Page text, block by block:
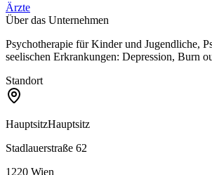
Ärzte
Über das Unternehmen
Psychotherapie für Kinder und Jugendliche,
seelischen Erkrankungen: Depression, Burn
Standort
HauptsitzHauptsitz
Stadlauerstraße 62
1220 Wien